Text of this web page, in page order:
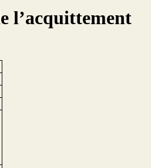
l’acquittement